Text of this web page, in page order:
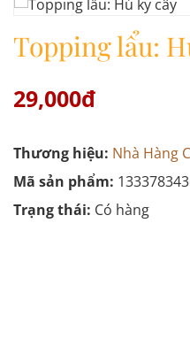
Topping lẩu:
29,000đ
Thương hiệu: Nhà Hàng
Mã sản phẩm:
Trạng thái: Có hàng